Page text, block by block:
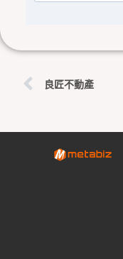
良匠不動產